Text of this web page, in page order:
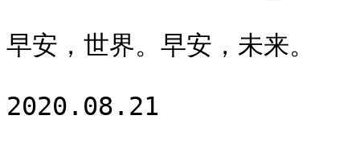
早安，世界。早安，未来。